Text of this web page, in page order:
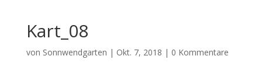
Kart_08
von Sonnwendgarten | Okt. 7, 2018 | 0 Kommentare